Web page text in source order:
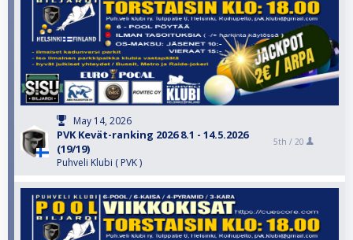
May 14, 2026
PVK Kevät-ranking 2026 8.1 - 14.5.2026
(19/19)
Puhveli Klubi ( PVK )
5th / 20